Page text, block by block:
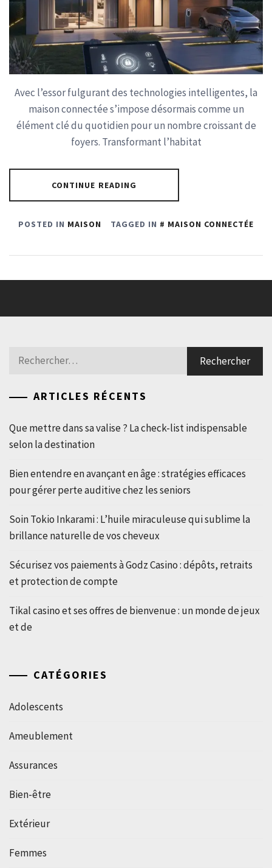
Avec l’essor fulgurant des technologies intelligentes, la
maison connectée s’impose désormais comme un
élément clé du quotidien pour un nombre croissant de
foyers. Transformant l’habitat
CONTINUE READING
POSTED IN MAISON TAGGED IN MAISON CONNECTÉE
Rechercher :
ARTICLES RÉCENTS
Que mettre dans sa valise ? La check-list indispensable
selon la destination
Bien entendre en avançant en âge : stratégies efficaces
pour gérer perte auditive chez les seniors
Soin Tokio Inkarami : L’huile miraculeuse qui sublime la
brillance naturelle de vos cheveux
Sécurisez vos paiements à Godz Casino : dépôts, retraits
et protection de compte
Tikal casino et ses offres de bienvenue : un monde de jeux
et de
CATÉGORIES
Adolescents
Ameublement
Assurances
Bien-être
Extérieur
Femmes